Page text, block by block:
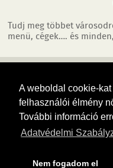
A weboldal cookie-
felhasználói élmény
További információ
Adatvédelmi
Nem fogadom el
Tudj meg többet
menü, cégek…. és
Copyright InfoVárosok.